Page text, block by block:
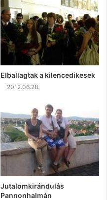
Elballagtak a kilencedikesek
2012.06.28.
Jutalomkirándulás
Pannonhalmán